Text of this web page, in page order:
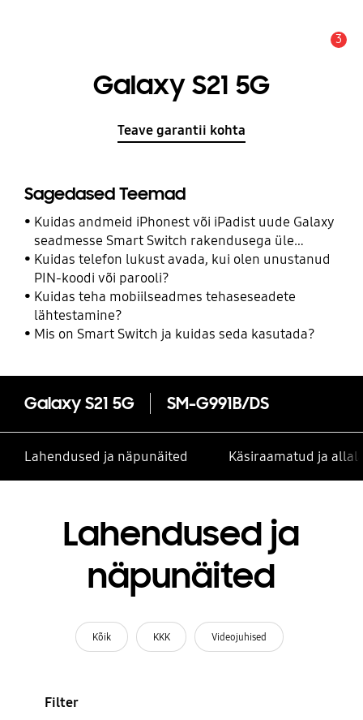
3
Galaxy S21 5G
Teave garantii kohta
Sagedased Teemad
Kuidas andmeid iPhonest või iPadist uude Galaxy
seadmesse Smart Switch rakendusega üle
kanda?
Kuidas telefon lukust avada, kui olen unustanud
PIN-koodi või parooli?
Kuidas teha mobiilseadmes tehaseseadete
lähtestamine?
Mis on Smart Switch ja kuidas seda kasutada?
Galaxy S21 5G SM-G991B/DS
Lahendused ja näpunäited Käsiraamatud ja
Lahendused ja
näpunäited
Kõik KKK Videojuhised
Filter